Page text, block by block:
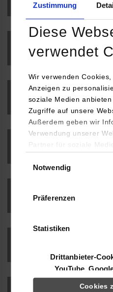
Zustimmung
Diese
verwendet
Wir verwenden
Anzeigen zu
soziale Medien
Zugriffe auf unsere
Außerdem geben wir
Verwendung unserer
Partner für soziale
YouTube, Google
Daten zusammen, die
haben oder die sie im
Notwendig
Präferenzen
Statistiken
Drittanbieter-
YouTube,
Cookies
Anmeldung
Beurteilung
T1000